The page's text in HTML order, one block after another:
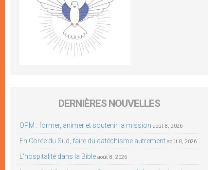
DERNIÈRES NOUVELLES
OPM : former, animer et soutenir la mission août 8, 2026
En Corée du Sud, faire du catéchisme autrement août 8, 2026
L’hospitalité dans la Bible août 8, 2026